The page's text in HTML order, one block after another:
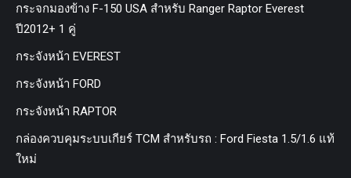
กระจกมองข้าง F-150 USA สำหรับ Ranger Raptor Everest
ปี2012+ 1 คู่
กระจังหน้า EVEREST
กระจังหน้า FORD
กระจังหน้า RAPTOR
กล่องควบคุมระบบเกียร์ TCM สำหรับรถ : Ford Fiesta 1.5/1.6 แท้
ใหม่